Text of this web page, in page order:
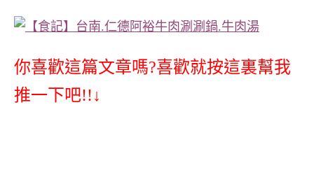
你喜歡這篇文章嗎?喜歡就按這裏幫我
推一下吧!!↓